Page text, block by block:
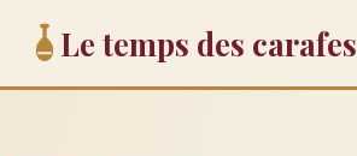
Le temps des carafes